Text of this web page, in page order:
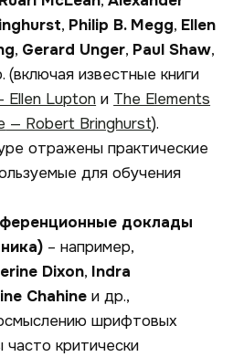
, Philip B. Megg, Ellen
, Gerard Unger, Paul Shaw,
(включая известные книги
Ellen Lupton и The Elements
— Robert Bringhurst).
отражены практические
для обучения
доклады
– например,
Dixon, Indra
Chahine и др.,
шрифтовых
критически